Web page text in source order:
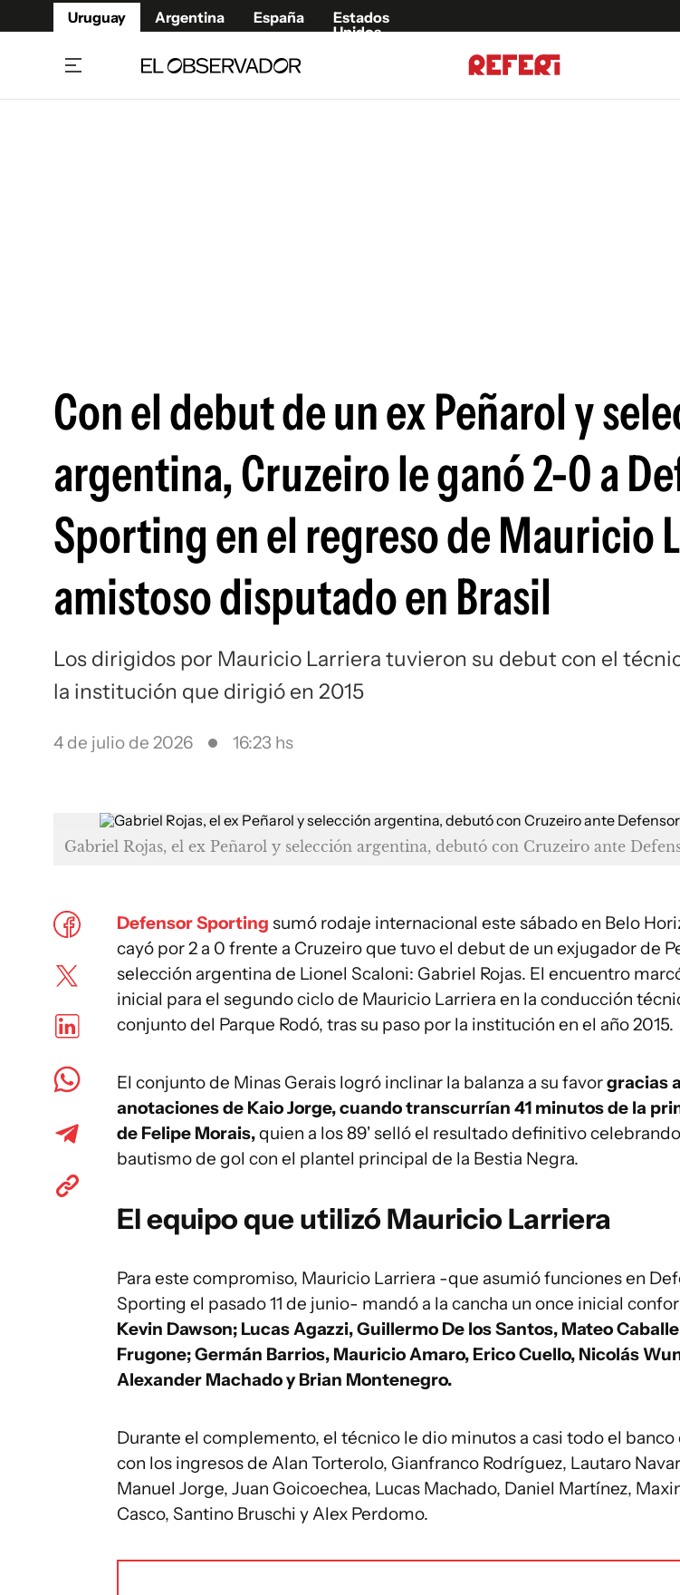
Uruguay Argentina España
Estados
Unidos
Con el debut de un ex Peñarol y
argentina, Cruzeiro le ganó 2-0 a
Sporting en el regreso de Mauricio
amistoso disputado en Brasil
Los dirigidos por Mauricio Larriera tuvieron su debut con el
la institución que dirigió en 2015
4 de julio de 2026 16:23 hs
Gabriel Rojas, el ex Peñarol y selección argentina, debutó con Cruzeiro ante
Defensor Sporting sumó rodaje internacional este sábado en Belo
cayó por 2 a 0 frente a Cruzeiro que tuvo el debut de un exjugador de
selección argentina de Lionel Scaloni: Gabriel Rojas. El encuentro
inicial para el segundo ciclo de Mauricio Larriera en la conducción
conjunto del Parque Rodó, tras su paso por la institución en el año 2015.
El conjunto de Minas Gerais logró inclinar la balanza a su favorgracias
anotaciones de Kaio Jorge, cuando transcurrían 41 minutos de la
de Felipe Morais,quien a los 89' selló el resultado definitivo
bautismo de gol con el plantel principal de la Bestia Negra.
El equipo que utilizó Mauricio Larriera
Para este compromiso, Mauricio Larriera -que asumió funciones en
Sporting el pasado 11 de junio- mandó a la cancha un once inicial
Kevin Dawson; Lucas Agazzi, Guillermo De los Santos, Mateo
Frugone; Germán Barrios, Mauricio Amaro, Erico Cuello, Nicolás
Alexander Machado y Brian Montenegro.
Durante el complemento, el técnico le dio minutos a casi todo el
con los ingresos de Alan Torterolo, Gianfranco Rodríguez, Lautaro
Manuel Jorge, Juan Goicoechea, Lucas Machado, Daniel Martínez,
Casco, Santino Bruschi y Alex Perdomo.